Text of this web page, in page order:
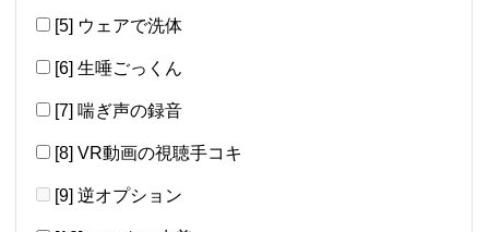
[5] ウェアで洗体
[6] 生唾ごっくん
[7] 喘ぎ声の録音
[8] VR動画の視聴手コキ
[9] 逆オプション